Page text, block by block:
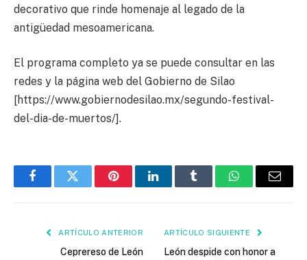
decorativo que rinde homenaje al legado de la
antigüedad mesoamericana.
El programa completo ya se puede consultar en las
redes y la página web del Gobierno de Silao
[https://www.gobiernodesilao.mx/segundo-festival-
del-dia-de-muertos/].
FacebookTwitter PinterestLinkedInTumblr WhatsAppEmail
ARTÍCULO ANTERIOR
Ceprereso de León
ARTÍCULO SIGUIENTE
León despide con honor a